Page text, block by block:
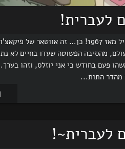
שלום וברוכים השבים לפיירי טייל ישראל, אתר המתרגם פיירי טייל
מהסיבה הפשוטה שעדו בחיים לא
פעם בחודש כי אני יוזלס, וזהו
מהדר התות...